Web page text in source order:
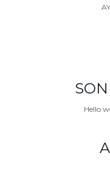
Hello